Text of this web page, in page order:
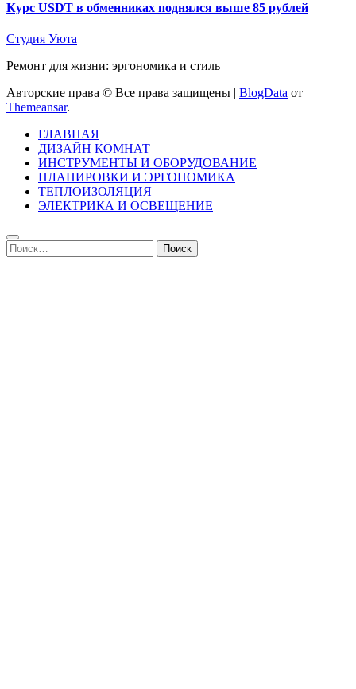
Курс USDT в обменниках поднялся выше 85 рублей
Студия Уюта
Ремонт для жизни: эргономика и стиль
Авторские права © Все права защищены | BlogData от
Themeansar.
ГЛАВНАЯ
ДИЗАЙН КОМНАТ
ИНСТРУМЕНТЫ И ОБОРУДОВАНИЕ
ПЛАНИРОВКИ И ЭРГОНОМИКА
ТЕПЛОИЗОЛЯЦИЯ
ЭЛЕКТРИКА И ОСВЕЩЕНИЕ
Найти: